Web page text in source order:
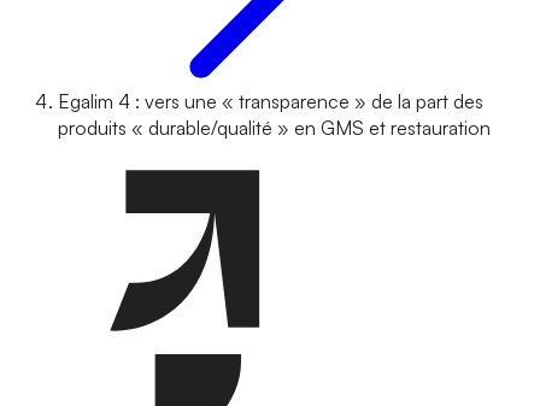
Egalim 4 : vers une « transparence » de la part des
produits « durable/qualité » en GMS et restauration